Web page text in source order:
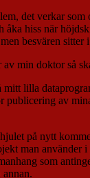
det verkar
åka hiss när
besvären sitter
min doktor så
lilla
publicering av
på nytt
man använder i
som